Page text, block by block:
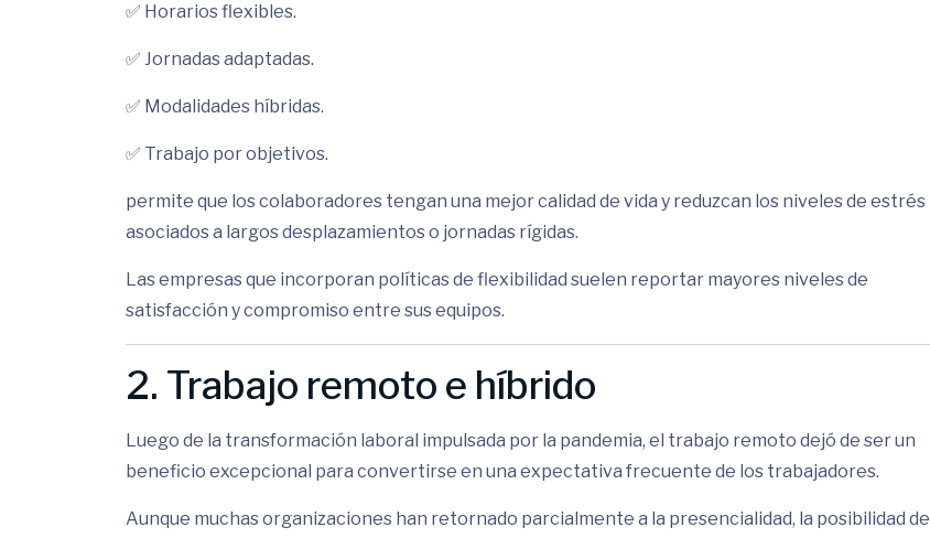
✅ Horarios flexibles.
✅ Jornadas adaptadas.
✅ Modalidades híbridas.
✅ Trabajo por objetivos.
permite que los colaboradores tengan una mejor calidad de vida y reduzcan los niveles de estrés
asociados a largos desplazamientos o jornadas rígidas.
Las empresas que incorporan políticas de flexibilidad suelen reportar mayores niveles de
satisfacción y compromiso entre sus equipos.
2. Trabajo remoto e híbrido
Luego de la transformación laboral impulsada por la pandemia, el trabajo remoto dejó de ser un
beneficio excepcional para convertirse en una expectativa frecuente de los trabajadores.
Aunque muchas organizaciones han retornado parcialmente a la presencialidad, la posibilidad de